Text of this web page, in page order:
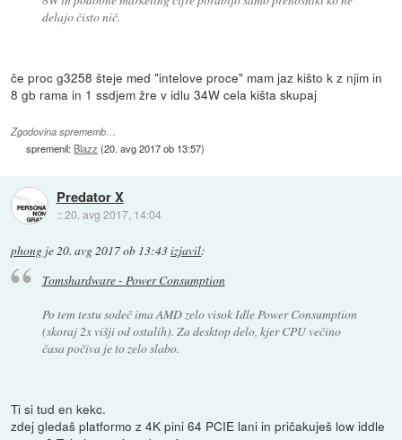
delajo čisto nič.
če proc g3258 šteje med "intelove proce" mam jaz kišto k z njim in
8 gb rama in 1 ssdjem žre v idlu 34W cela kišta skupaj
Zgodovina sprememb…
spremenil: Blazz (20. avg 2017 ob 13:57)
Predator X
::20. avg 2017, 14:04
phong je 20. avg 2017 ob 13:43izjavil:
Tomshardware - Power Consumption
Po tem testu sodeč ima AMD zelo visok Idle Power Consumption
(skoraj 2x višji od ostalih). Za desktop delo, kjer CPU večino
časa počiva je to zelo slabo.
Ti si tud en kekc.
zdej gledaš platformo z 4K pini 64 PCIE lani in pričakuješ low iddle